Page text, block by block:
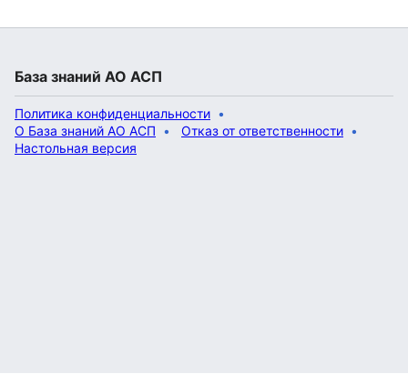
База знаний АО АСП
Политика конфиденциальности
О База знаний АО АСП
Отказ от ответственности
Настольная версия